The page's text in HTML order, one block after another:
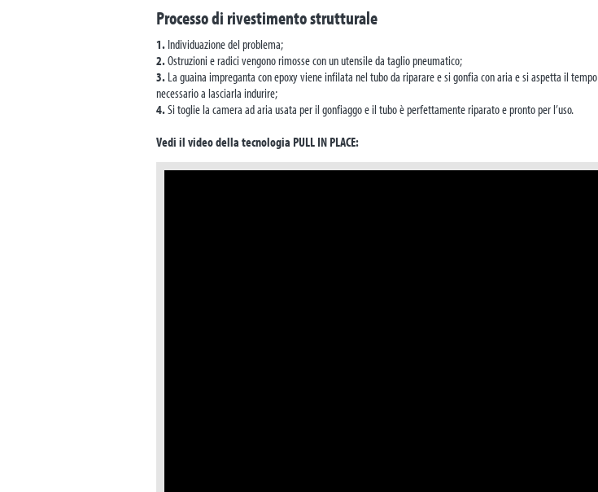
Processo di rivestimento strutturale
1. Individuazione del problema;
2.Ostruzioni e radici vengono rimosse con un utensile da taglio pneumatico;
3. La guaina impreganta con epoxy viene infilata nel tubo da riparare e si gonfia con aria e si aspetta il tempo
necessario a lasciarla indurire;
4.Si toglie la camera ad aria usata per il gonfiaggo e il tubo è perfettamente riparato e pronto per l’uso.
Vedi il video della tecnologia PULL IN PLACE: